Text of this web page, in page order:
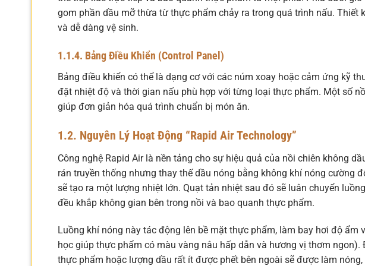
gom phần dầu mỡ thừa từ thực phẩm chảy ra trong quá trình nấu. Thiết
và dễ dàng vệ sinh.
1.1.4. Bảng Điều Khiển (Control Panel)
Bảng điều khiển có thể là dạng cơ với các núm xoay hoặc cảm ứng kỹ
đặt nhiệt độ và thời gian nấu phù hợp với từng loại thực phẩm. Một số
giúp đơn giản hóa quá trình chuẩn bị món ăn.
1.2. Nguyên Lý Hoạt Động “Rapid Air Technology”
Công nghệ Rapid Air là nền tảng cho sự hiệu quả của nồi chiên không
rán truyền thống nhưng thay thế dầu nóng bằng không khí nóng cường
sẽ tạo ra một lượng nhiệt lớn. Quạt tản nhiệt sau đó sẽ luân chuyển
đều khắp không gian bên trong nồi và bao quanh thực phẩm.
Luồng khí nóng này tác động lên bề mặt thực phẩm, làm bay hơi độ ẩm
học giúp thực phẩm có màu vàng nâu hấp dẫn và hương vị thơm
thực phẩm hoặc lượng dầu rất ít được phết bên ngoài sẽ được làm